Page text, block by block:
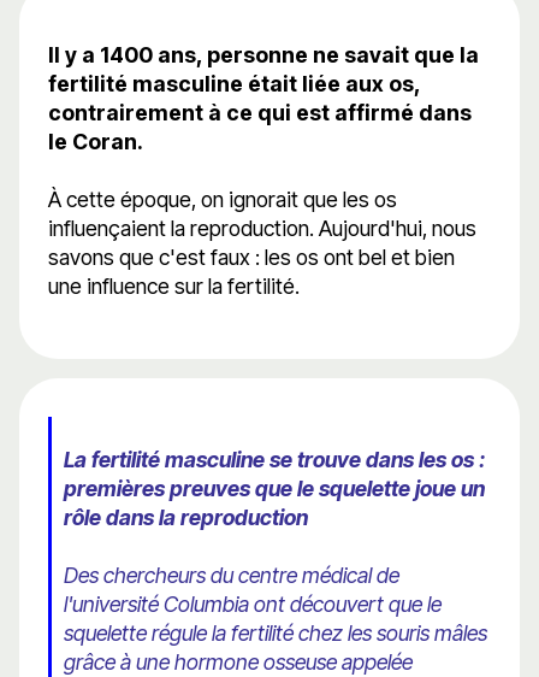
Il y a 1400 ans, personne ne savait que la
fertilité masculine était liée aux os,
contrairement à ce qui est affirmé dans
le Coran.
À cette époque, on ignorait que les os
influençaient la reproduction. Aujourd'hui, nous
savons que c'est faux : les os ont bel et bien
une influence sur la fertilité.
La fertilité masculine se trouve dans les os :
premières preuves que le squelette joue un
rôle dans la reproduction
Des chercheurs du centre médical de
l'université Columbia ont découvert que le
squelette régule la fertilité chez les souris mâles
grâce à une hormone osseuse appelée